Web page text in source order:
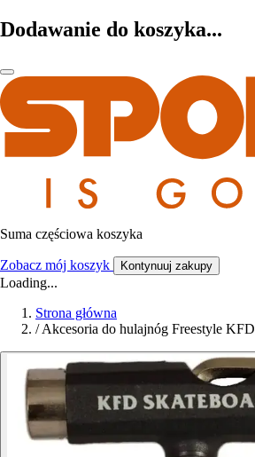
Dodawanie do koszyka...
Suma częściowa koszyka
Zobacz mój koszyk Kontynuuj zakupy
Loading...
Strona główna
/Akcesoria do hulajnóg Freestyle KFD